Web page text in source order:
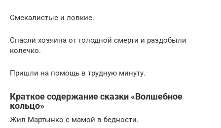
Смекалистые и ловкие.
Спасли хозяина от голодной смерти и раздобыли
колечко.
Пришли на помощь в трудную минуту.
Краткое содержание сказки «Волшебное
кольцо»
Жил Мартынко с мамой в бедности.